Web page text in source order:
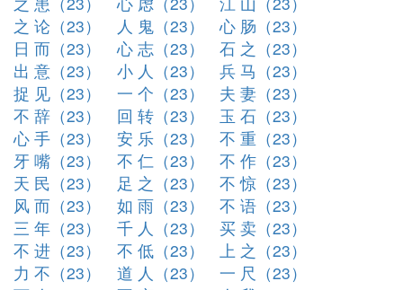
之 论（23）
人 鬼（23）
心 肠（23）
日 而（23）
心 志（23）
石 之（23）
出 意（23）
小 人（23）
兵 马（23）
捉 见（23）
一 个（23）
夫 妻（23）
不 辞（23）
回 转（23）
玉 石（23）
心 手（23）
安 乐（23）
不 重（23）
牙 嘴（23）
不 仁（23）
不 作（23）
天 民（23）
足 之（23）
不 惊（23）
风 而（23）
如 雨（23）
不 语（23）
三 年（23）
千 人（23）
买 卖（23）
不 进（23）
不 低（23）
上 之（23）
力 不（23）
道 人（23）
一 尺（23）